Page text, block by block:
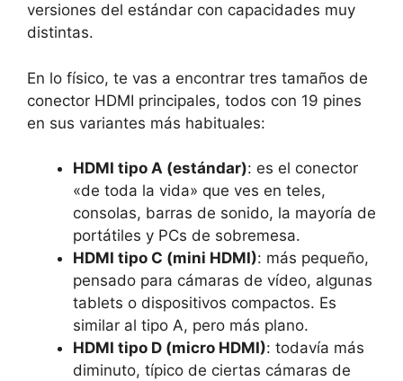
versiones del estándar con capacidades muy
distintas.
En lo físico, te vas a encontrar tres tamaños de
conector HDMI principales, todos con 19 pines
en sus variantes más habituales:
HDMI tipo A (estándar): es el conector
«de toda la vida» que ves en teles,
consolas, barras de sonido, la mayoría de
portátiles y PCs de sobremesa.
HDMI tipo C (mini HDMI): más pequeño,
pensado para cámaras de vídeo, algunas
tablets o dispositivos compactos. Es
similar al tipo A, pero más plano.
HDMI tipo D (micro HDMI): todavía más
diminuto, típico de ciertas cámaras de